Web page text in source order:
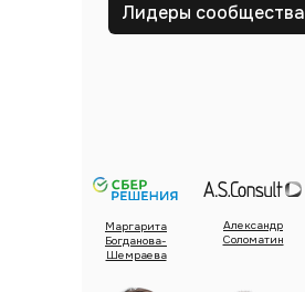
Лидеры сообщества
Маргарита
Богданова-
Шемраева
Александр
Соломатин